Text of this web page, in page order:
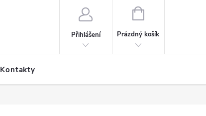
Přihlášení
NÁKUPNÍ KOŠÍK
Prázdný košík
Kontakty